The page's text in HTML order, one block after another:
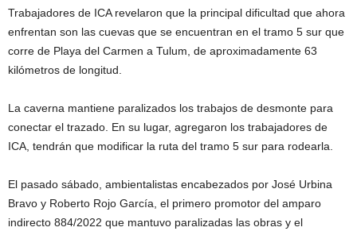
Trabajadores de ICA revelaron que la principal dificultad que ahora
enfrentan son las cuevas que se encuentran en el tramo 5 sur que
corre de Playa del Carmen a Tulum, de aproximadamente 63
kilómetros de longitud.
La caverna mantiene paralizados los trabajos de desmonte para
conectar el trazado. En su lugar, agregaron los trabajadores de
ICA, tendrán que modificar la ruta del tramo 5 sur para rodearla.
El pasado sábado, ambientalistas encabezados por José Urbina
Bravo y Roberto Rojo García, el primero promotor del amparo
indirecto 884/2022 que mantuvo paralizadas las obras y el